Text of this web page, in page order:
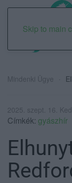
Skip to main
Mindenki Ügye
2025. szept. 16.
Címkék: gyászhír